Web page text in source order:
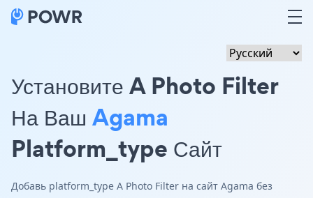
Установите A Photo Filter
На Ваш Agama
Platform_type Сайт
Добавь platform_type A Photo Filter на сайт Agama без